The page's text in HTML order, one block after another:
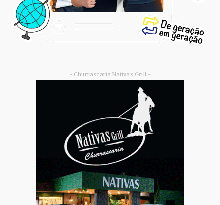
- Churrascaria Nativas Grill -